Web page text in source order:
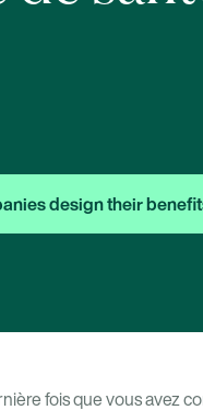
design their
fois que vous avez